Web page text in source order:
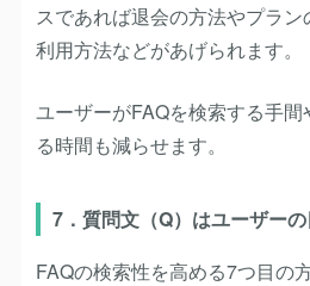
スであれば退会の方法やプラ
利用方法などがあげられます。
ユーザーがFAQを検索する手
る時間も減らせます。
7．質問文（Q）はユーザー
FAQの検索性を高める7つ目の